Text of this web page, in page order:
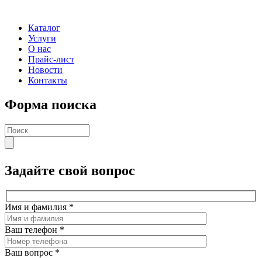
Каталог
Услуги
О нас
Прайс-лист
Новости
Контакты
Форма поиска
Задайте свой вопрос
Имя и фамилия *
Ваш телефон *
Ваш вопрос *